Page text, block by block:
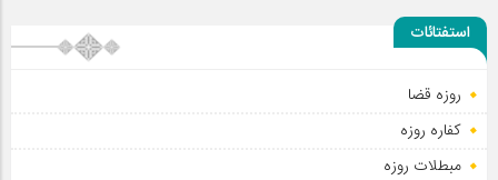
استفتائات
روزه قضا
کفاره روزه
مبطلات روزه